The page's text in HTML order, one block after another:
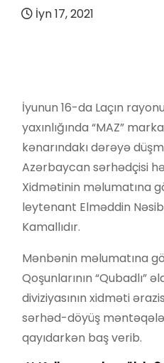
İyn 17, 2021
İyunun 16-da Laçın
yaxınlığında “MAZ”
kənarındakı dərəyə
Azərbaycan sərhədçisi
Xidmətinin məlumatına
leytenant Elməddin
Kamallıdır.
Mənbənin məlumatına
Qoşunlarının “Qubadlı”
diviziyasının xidməti
sərhəd-döyüş
qayıdarkən baş verib.